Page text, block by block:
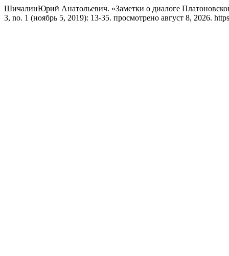
ШичалинЮрий Анатольевич. «Заметки о диалоге
3, no. 1 (ноябрь 5, 2019): 13-35. просмотрено август 8, 2026.